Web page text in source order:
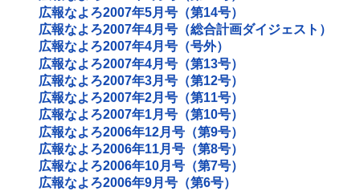
広報なよろ2007年5月号（第14号）
広報なよろ2007年4月号（総合計画ダイジェスト）
広報なよろ2007年4月号（号外）
広報なよろ2007年4月号（第13号）
広報なよろ2007年3月号（第12号）
広報なよろ2007年2月号（第11号）
広報なよろ2007年1月号（第10号）
広報なよろ2006年12月号（第9号）
広報なよろ2006年11月号（第8号）
広報なよろ2006年10月号（第7号）
広報なよろ2006年9月号（第6号）